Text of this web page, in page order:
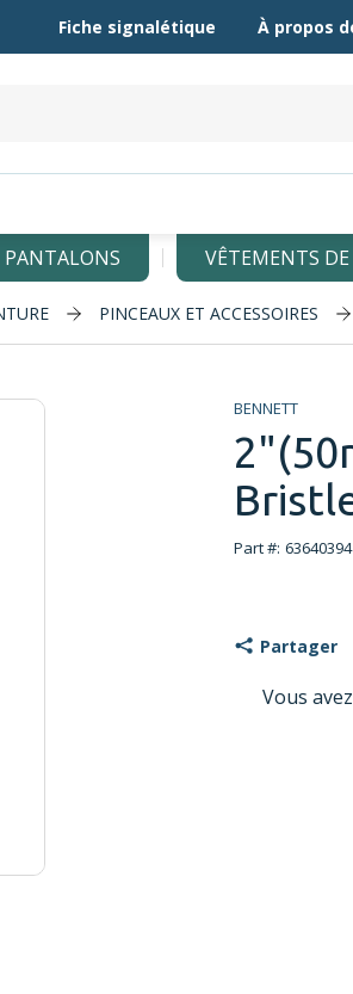
Fiche signalétique À propos
PANTALONS VÊTEMENTS
PINCEAUX ET ACCESSOIRES
BENNETT
Part #: 63640394
Partager
Vous